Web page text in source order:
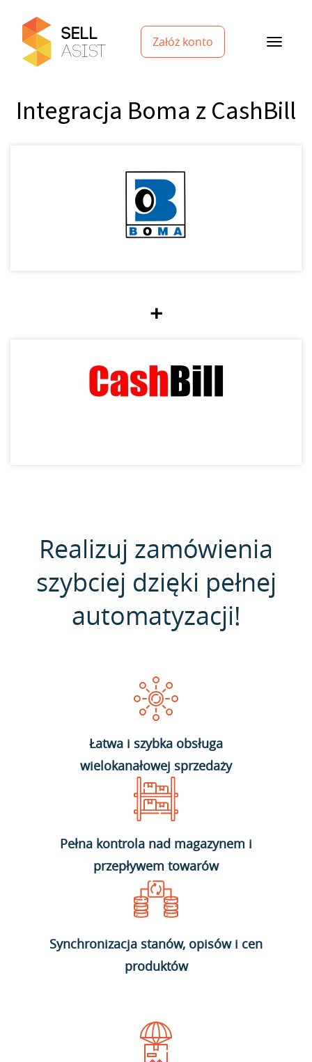
Załóż konto
Integracja Boma z CashBill
+
Realizuj zamówienia
szybciej dzięki pełnej
automatyzacji!
Łatwa i szybka obsługa
wielokanałowej sprzedaży
Pełna kontrola nad magazynem i
przepływem towarów
Synchronizacja stanów, opisów i cen
produktów